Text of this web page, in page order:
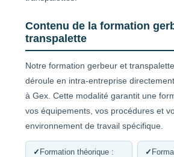
Contenu de la formation
transpalette
Notre formation gerbeur et
déroule en intra-entreprise
à Gex. Cette modalité garantit une
vos équipements, vos procédures et
environnement de travail spécifique.
✓ Formation théorique :
✓